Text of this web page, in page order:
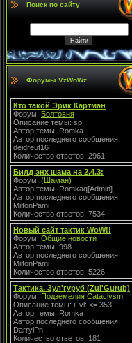
Поиск по сайту
Форумы VzWoWz
Кто такой Эрик Картман
Форум: Болтовня
Описание темы: sp
Автор темы: Romka
Автор последнего сообщения:
deidreut16
Количество ответов: 2961
Билд энх шама на 2.4.3:
Форум: (Шаман)
Автор темы: Romkaq[Admin]
Автор последнего сообщения:
MiltonPami
Количество ответов: 7534
Новый сайт тактик WoW!!
Форум: Общие новости
Автор темы: 998
Автор последнего сообщения:
MiltonPami
Количество ответов: 5226
Тактика. Зул'гуруб (Zul'Gurub)
Форум: Подземелия Cataclysm
Описание темы: iLvl: <= 353
Автор темы: Romka
Автор последнего сообщения:
DarrylPn
Количество ответов: 181